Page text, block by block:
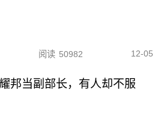
阅读 50982 12-05
邦当副部长，有人却不服